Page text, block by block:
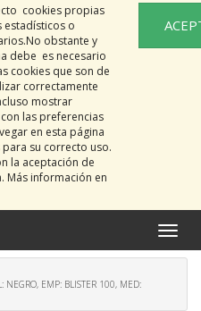
cookies propias
o
obstante y
debe es necesario
cookies que son de
correctamente
mostrar
las preferencias
en esta página
su correcto uso.
la aceptación de
Más información en
Toggle
EMP: BLISTER 100, MED: